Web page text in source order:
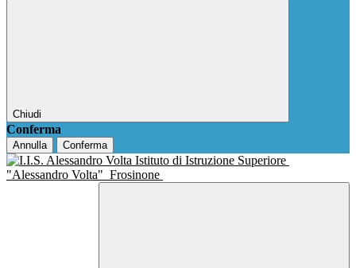
Chiudi
Conferma
Annulla Conferma
Istituto di Istruzione Superiore
"Alessandro Volta" Frosinone